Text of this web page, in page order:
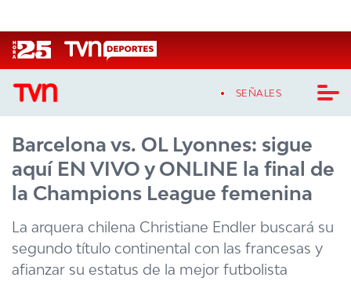
SEÑALES
CASTING MASTERCHEF CHILE
CASTING TVN VERTICAL
TVN VERTICAL
TVN PLAY
Barcelona vs. OL Lyonnes: sigue
aquí EN VIVO y ONLINE la final de
la Champions League femenina
La arquera chilena Christiane Endler buscará su
segundo título continental con las francesas y
afianzar su estatus de la mejor futbolista